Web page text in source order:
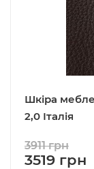
Шкіра
2,0 Італія
3519 грн
3911 грн